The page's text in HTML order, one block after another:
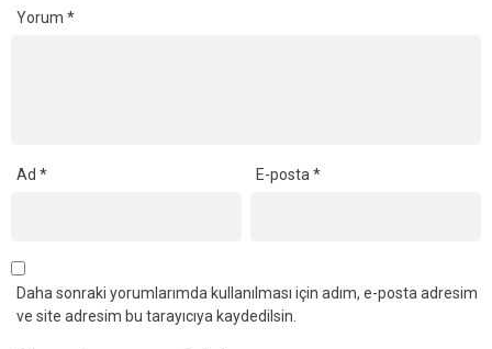
Yorum *
Ad * E-posta*
Daha sonraki yorumlarımda kullanılması için adım, e-posta adresim
ve site adresim bu tarayıcıya kaydedilsin.